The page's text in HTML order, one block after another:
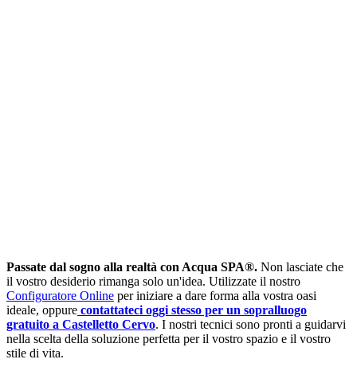
Passate dal sogno alla realtà con Acqua SPA®. Non lasciate che
il vostro desiderio rimanga solo un'idea. Utilizzate il nostro
Configuratore Online per iniziare a dare forma alla vostra oasi
ideale, oppure contattateci oggi stesso per un sopralluogo
gratuito a Castelletto Cervo. I nostri tecnici sono pronti a guidarvi
nella scelta della soluzione perfetta per il vostro spazio e il vostro
stile di vita.